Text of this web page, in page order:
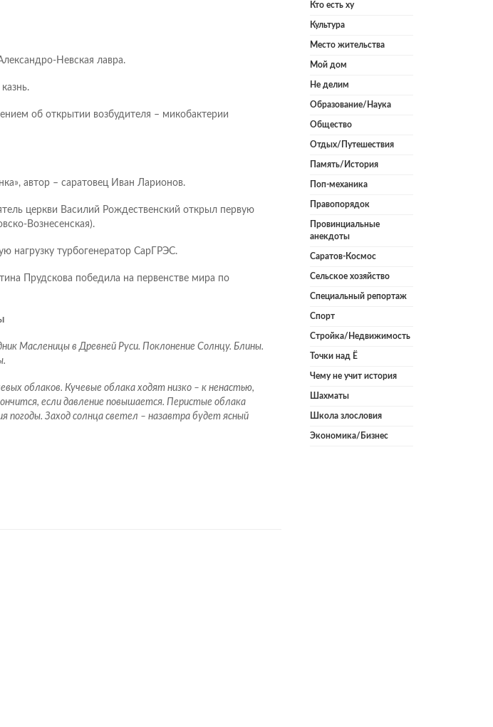
Невская лавра.
об открытии возбудителя – микобактерии
автор – саратовец Иван Ларионов.
церкви Василий Рождественский открыл первую
Вознесенская).
нагрузку турбогенератор СарГРЭС.
Прудскова победила на первенстве мира по
Масленицы в Древней Руси. Поклонение Солнцу. Блины.
облаков. Кучевые облака ходят низко – к ненастью,
если давление повышается. Перистые облака
погоды. Заход солнца светел – назавтра будет ясный
Кто есть ху
Культура
Место жительства
Мой дом
Не делим
Образование/Наука
Общество
Отдых/Путешествия
Память/История
Поп-механика
Правопорядок
Провинциальные
анекдоты
Саратов-Космос
Сельское хозяйство
Специальный репортаж
Спорт
Стройка/Недвижимость
Точки над Ё
Чему не учит история
Шахматы
Школа злословия
Экономика/Бизнес